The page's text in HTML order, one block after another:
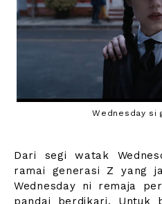
Wednesday si
Dari segi watak
ramai generasi Z yang
Wednesday ni remaja
pandai berdikari. Untuk